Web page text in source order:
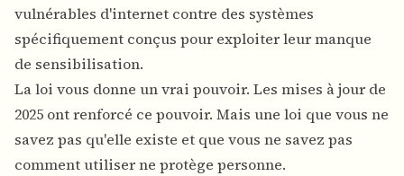
vulnérables d'internet contre des systèmes
spécifiquement conçus pour exploiter leur manque
de sensibilisation.
La loi vous donne un vrai pouvoir. Les mises à jour de
2025 ont renforcé ce pouvoir. Mais une loi que vous ne
savez pas qu'elle existe et que vous ne savez pas
comment utiliser ne protège personne.